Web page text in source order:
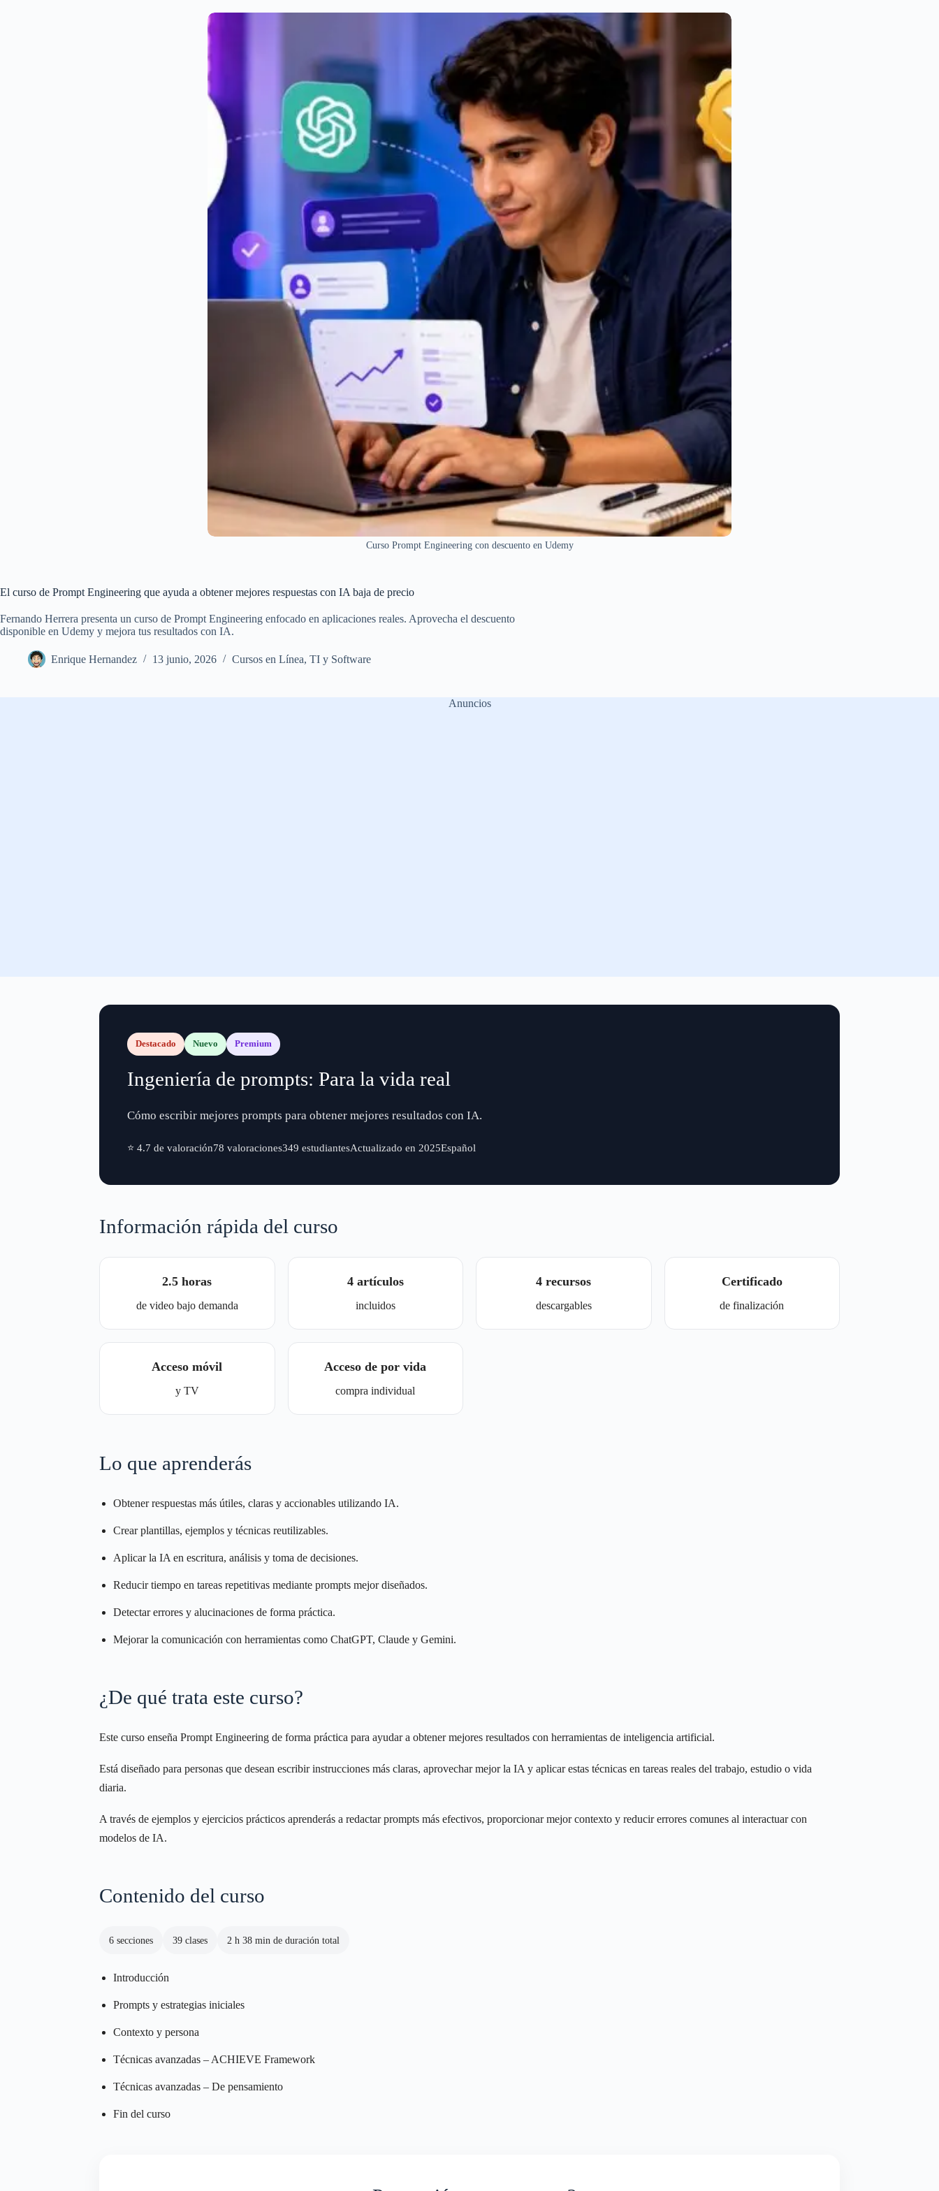
Curso Prompt Engineering con descuento en Udemy
El curso de Prompt Engineering que ayuda a obtener mejores respuestas con IA baja de precio
Fernando Herrera presenta un curso de Prompt Engineering enfocado en aplicaciones reales. Aprovecha el descuento
disponible en Udemy y mejora tus resultados con IA.
Enrique Hernandez 13 junio, 2026 Cursos en Línea, TI y Software
Anuncios
Destacado Nuevo Premium
Ingeniería de prompts: Para la vida real
Cómo escribir mejores prompts para obtener mejores resultados con IA.
⭐ 4.7 de valoración78 valoraciones349 estudiantesActualizado en 2025Español
Información rápida del curso
2.5 horas
de video bajo demanda
4 artículos
incluidos
4 recursos
descargables
Certificado
de finalización
Acceso móvil
y TV
Acceso de por vida
compra individual
Lo que aprenderás
Obtener respuestas más útiles, claras y accionables utilizando IA.
Crear plantillas, ejemplos y técnicas reutilizables.
Aplicar la IA en escritura, análisis y toma de decisiones.
Reducir tiempo en tareas repetitivas mediante prompts mejor diseñados.
Detectar errores y alucinaciones de forma práctica.
Mejorar la comunicación con herramientas como ChatGPT, Claude y Gemini.
¿De qué trata este curso?
Este curso enseña Prompt Engineering de forma práctica para ayudar a obtener mejores resultados con herramientas de inteligencia artificial.
Está diseñado para personas que desean escribir instrucciones más claras, aprovechar mejor la IA y aplicar estas técnicas en tareas reales del trabajo, estudio o vida
diaria.
A través de ejemplos y ejercicios prácticos aprenderás a redactar prompts más efectivos, proporcionar mejor contexto y reducir errores comunes al interactuar con
modelos de IA.
Contenido del curso
6 secciones 39 clases 2 h 38 min de duración total
Introducción
Prompts y estrategias iniciales
Contexto y persona
Técnicas avanzadas – ACHIEVE Framework
Técnicas avanzadas – De pensamiento
Fin del curso